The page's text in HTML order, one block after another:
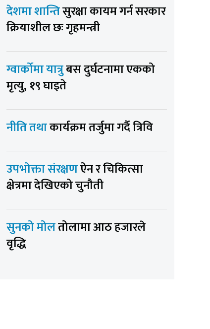
देशमा शान्तिसुरक्षा कायम गर्न सरकार
क्रियाशील छः गृहमन्त्री
ग्वार्कोमा यात्रुबस दुर्घटनामा एकको
मृत्यु, १९ घाइते
नीति तथाकार्यक्रम तर्जुमा गर्दै त्रिवि
उपभोक्ता संरक्षणऐन र चिकित्सा
क्षेत्रमा देखिएको चुनौती
सुनको मोलतोलामा आठ हजारले
वृद्धि